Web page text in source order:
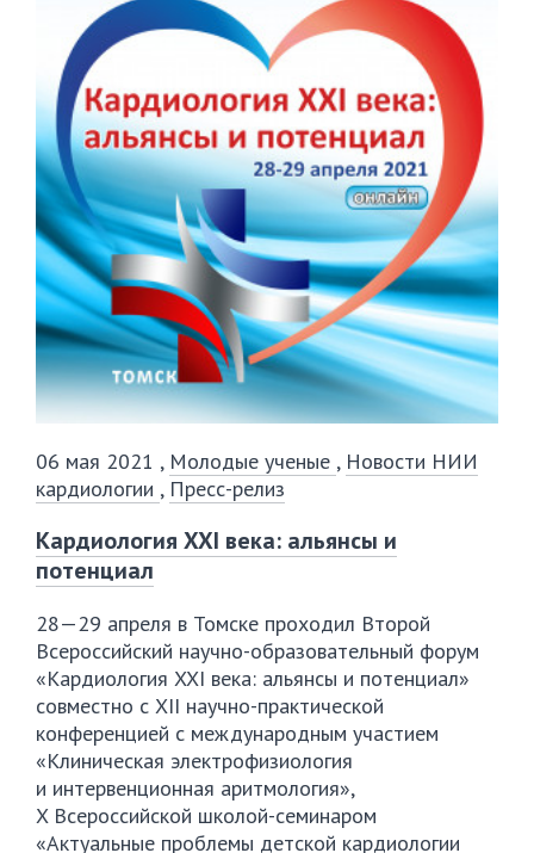
06 мая 2021 , Молодые ученые , Новости НИИ
кардиологии , Пресс-релиз
Кардиология XXI века: альянсы и
потенциал
28—29 апреля в Томске проходил Второй
Всероссийский научно-образовательный форум
«Кардиология XXI века: альянсы и потенциал»
совместно с XII научно-практической
конференцией с международным участием
«Клиническая электрофизиология
и интервенционная аритмология»,
X Всероссийской школой-семинаром
«Актуальные проблемы детской кардиологии